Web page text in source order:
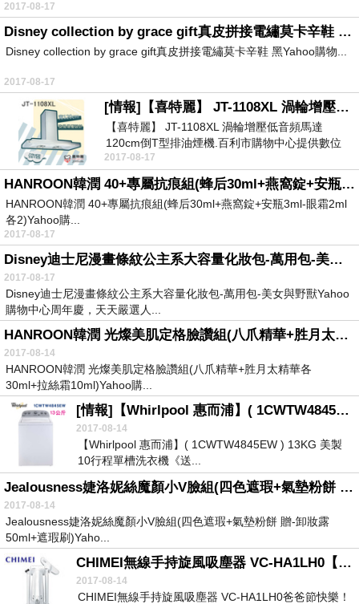
2017-08-17
Disney collection by grace gift真皮拼接電繡莫卡辛鞋 黑【先睹為快】
Disney collection by grace gift真皮拼接電繡莫卡辛鞋 黑Yahoo購物...
2017-08-17
[情報]【喜特麗】 JT-1108XL 渦輪增壓低音頻馬達120cm倒T型排油煙機.【超讚】
【喜特麗】 JT-1108XL 渦輪增壓低音頻馬達
120cm倒T型排油煙機.百利市購物中心提供數位
商...
2017-08-17
HANROON韓潤 40+專屬抗痕組(蜂后30ml+燕窩錠+安瓶3ml-眼霜2ml各2)【搶購】
HANROON韓潤 40+專屬抗痕組(蜂后30ml+燕窩錠+安瓶3ml-眼霜2ml
各2)Yahoo購...
2017-08-17
Disney迪士尼漫畫條紋公主系大容量化妝包-萬用包-美女與野獸【下殺】
2017-08-17
Disney迪士尼漫畫條紋公主系大容量化妝包-萬用包-美女與野獸Yahoo
購物中心周年慶，天天嚴選人...
HANROON韓潤 光燦美肌定格臉讚組(八爪精華+胜月太精華各30ml+拉絲霜10ml)【下殺】
2017-08-14
HANROON韓潤 光燦美肌定格臉讚組(八爪精華+胜月太精華各
30ml+拉絲霜10ml)Yahoo購...
[情報]【Whirlpool 惠而浦】( 1CWTW4845EW ) 13KG 美製 10行程單槽洗衣機《送基本安裝、舊機回收》[1CWTW4845EW].【好划算】
2017-08-14
【Whirlpool 惠而浦】( 1CWTW4845EW ) 13KG 美製
10行程單槽洗衣機《送...
Jealousness婕洛妮絲魔顏小V臉組(四色遮瑕+氣墊粉餅 贈-卸妝露50ml+遮瑕刷)【先睹為快】
2017-08-14
Jealousness婕洛妮絲魔顏小V臉組(四色遮瑕+氣墊粉餅 贈-卸妝露
50ml+遮瑕刷)Yaho...
CHIMEI無線手持旋風吸塵器 VC-HA1LH0【超讚】
2017-08-14
CHIMEI無線手持旋風吸塵器 VC-HA1LH0爸爸節快樂！